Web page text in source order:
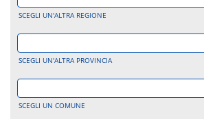
SCEGLI UN'ALTRA REGIONE
SCEGLI UN'ALTRA PROVINCIA
SCEGLI UN COMUNE